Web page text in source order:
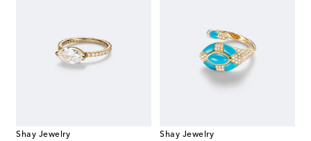
Shay Jewelry
Shay Jewelry